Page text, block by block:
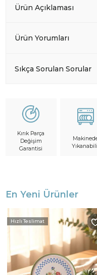
Ürün Açıklaması
Ürün Yorumları
Sıkça Sorulan Sorular
Kırık Parça
Değişim
Garantisi
En Yeni Ürünler
Hızlı Teslimat